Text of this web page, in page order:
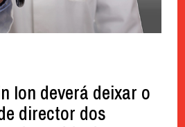
Ion deverá deixar o
director dos